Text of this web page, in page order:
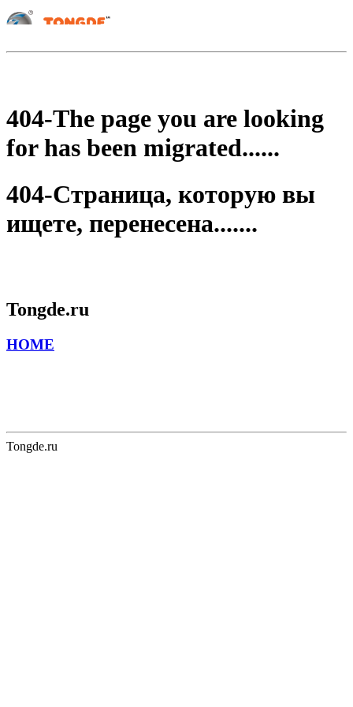
404-The page you are looking
for has been migrated......
404-Страница, которую вы
ищете, перенесена.......
Tongde.ru
HOME
Tongde.ru